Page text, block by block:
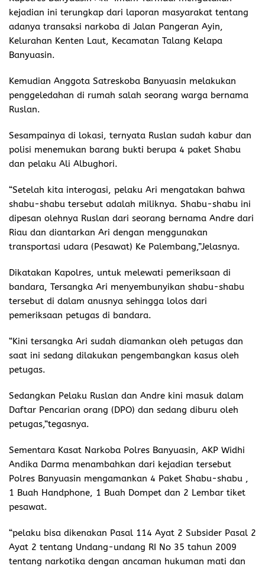
kejadian ini terungkap dari laporan masyarakat tentang
adanya transaksi narkoba di Jalan Pangeran Ayin,
Kelurahan Kenten Laut, Kecamatan Talang Kelapa
Banyuasin.
Kemudian Anggota Satreskoba Banyuasin melakukan
penggeledahan di rumah salah seorang warga bernama
Ruslan.
Sesampainya di lokasi, ternyata Ruslan sudah kabur dan
polisi menemukan barang bukti berupa 4 paket Shabu
dan pelaku Ali Albughori.
“Setelah kita interogasi, pelaku Ari mengatakan bahwa
shabu-shabu tersebut adalah miliknya. Shabu-shabu ini
dipesan olehnya Ruslan dari seorang bernama Andre dari
Riau dan diantarkan Ari dengan menggunakan
transportasi udara (Pesawat) Ke Palembang,”Jelasnya.
Dikatakan Kapolres, untuk melewati pemeriksaan di
bandara, Tersangka Ari menyembunyikan shabu-shabu
tersebut di dalam anusnya sehingga lolos dari
pemeriksaan petugas di bandara.
“Kini tersangka Ari sudah diamankan oleh petugas dan
saat ini sedang dilakukan pengembangkan kasus oleh
petugas.
Sedangkan Pelaku Ruslan dan Andre kini masuk dalam
Daftar Pencarian orang (DPO) dan sedang diburu oleh
petugas,”tegasnya.
Sementara Kasat Narkoba Polres Banyuasin, AKP Widhi
Andika Darma menambahkan dari kejadian tersebut
Polres Banyuasin mengamankan 4 Paket Shabu-shabu ,
1 Buah Handphone, 1 Buah Dompet dan 2 Lembar tiket
pesawat.
“pelaku bisa dikenakan Pasal 114 Ayat 2 Subsider Pasal 2
Ayat 2 tentang Undang-undang RI No 35 tahun 2009
tentang narkotika dengan ancaman hukuman mati dan